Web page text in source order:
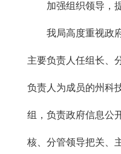
加强组织领导，提
我局高度重视政府
主要负责人任组长、
负责人为成员的州科
组，负责政府信息公
核、分管领导把关、